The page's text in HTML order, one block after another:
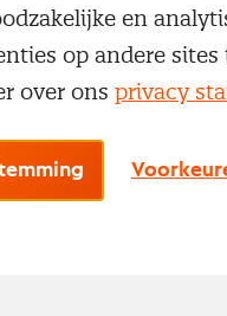
en
op andere
over ons privacy